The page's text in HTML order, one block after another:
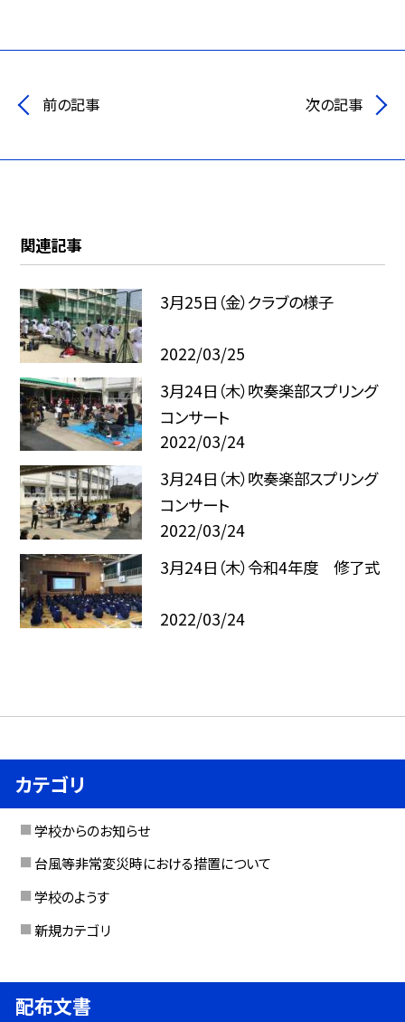
前の記事 次の記事
関連記事
3月25日（金）クラブの様子
2022/03/25
3月24日（木）吹奏楽部スプリング
コンサート
2022/03/24
3月24日（木）吹奏楽部スプリング
コンサート
2022/03/24
3月24日（木）令和4年度 修了式
2022/03/24
カテゴリ
学校からのお知らせ
台風等非常変災時における措置について
学校のようす
新規カテゴリ
配布文書